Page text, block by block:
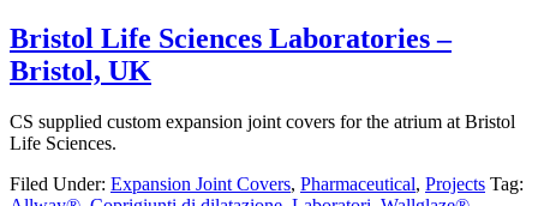
Bristol Life Sciences Laboratories –
Bristol, UK
CS supplied custom expansion joint covers for the atrium at Bristol
Life Sciences.
Filed Under: Expansion Joint Covers, Pharmaceutical, Projects Tag: